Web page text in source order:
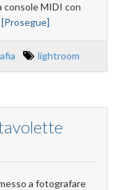
console MIDI con
[Prosegue]
lightroom
a fotografare